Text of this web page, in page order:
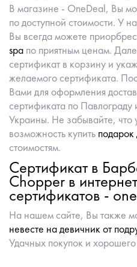
В магазине - OneDeal, Вы
по доступной стоимости. У
Вы всегда можете
spa по приятным ценам.
сертификат в корзину и
желаемого сертификата.
Вами для оформления
сертификата по Павлограду
Украины. Не забывайте, что
возможность купить подарок
стоимостям.
Сертификат в
Chopper в
сертификатов -
На нашем сайте, Вы также
невесте на девичник от
Удачных покупок и